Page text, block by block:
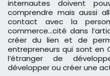
internautes doivent
comprendre mais aussi
contact avec la
commerce…cité dans
créer du lien et de
entrepreneurs qui sont en
l’étranger de
développer ou créer une